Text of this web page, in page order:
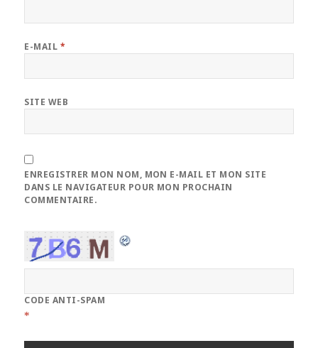
E-MAIL *
SITE WEB
ENREGISTRER MON NOM, MON E-MAIL ET MON SITE
DANS LE NAVIGATEUR POUR MON PROCHAIN
COMMENTAIRE.
CODE ANTI-SPAM
*